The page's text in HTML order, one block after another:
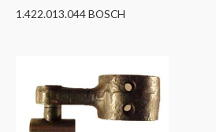
1.422.013.044 BOSCH